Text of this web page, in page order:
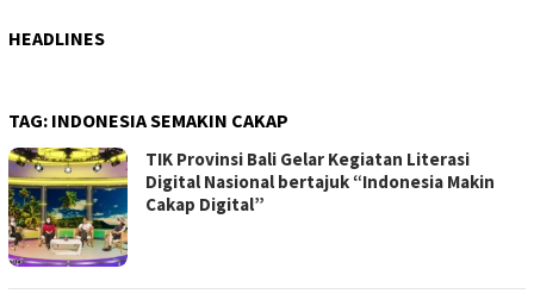
HEADLINES
TAG: INDONESIA SEMAKIN CAKAP
TIK Provinsi Bali Gelar Kegiatan Literasi
Digital Nasional bertajuk “Indonesia Makin
Cakap Digital”